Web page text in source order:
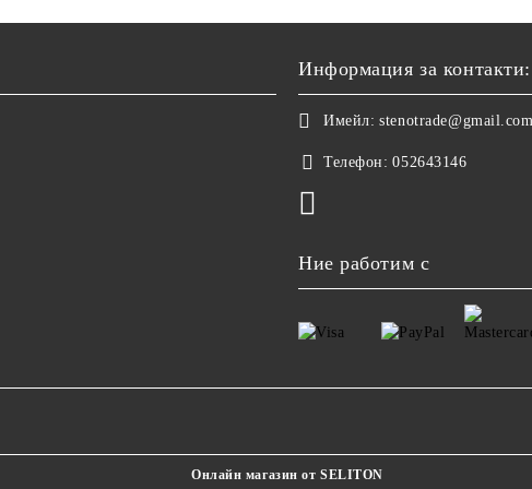
Информация за контакти:
Имейл:
Телефон: 052643146
Ние работим с
Онлайн магазин от SELITON